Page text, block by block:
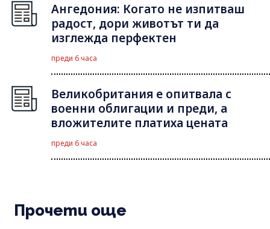
Ангедония: Когато не изпитваш
радост, дори животът ти да
изглежда перфектен
преди 6 часа
Великобритания е опитвала с
военни облигации и преди, а
вложителите платиха цената
преди 6 часа
Прочети още